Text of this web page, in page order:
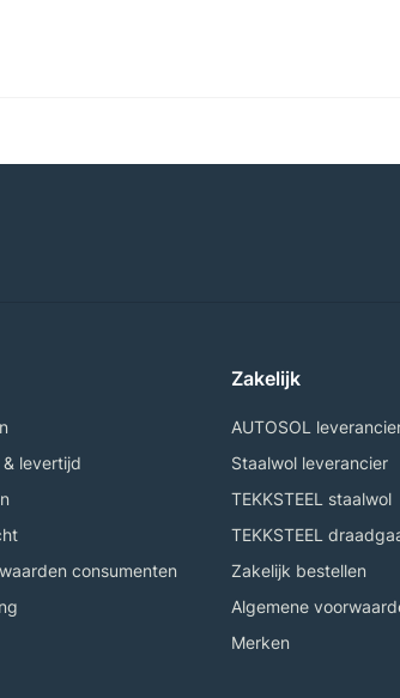
levertijd
consumenten
Zakelijk
AUTOSOL
Staalwol leverancier
TEKKSTEEL staalwol
TEKKSTEEL
Zakelijk bestellen
Algemene
Merken